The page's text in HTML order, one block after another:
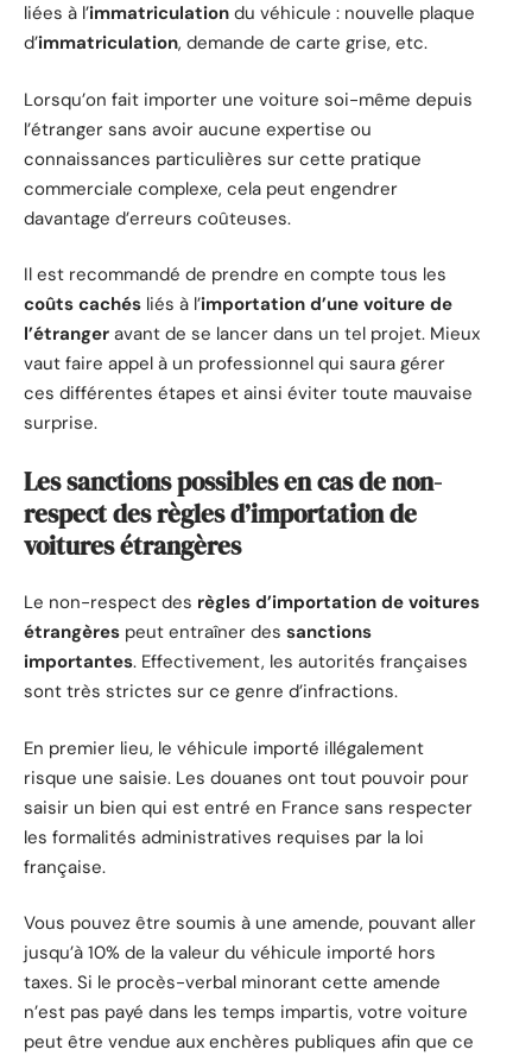
liées à l’immatriculation du véhicule : nouvelle plaque
d’immatriculation, demande de carte grise, etc.
Lorsqu’on fait importer une voiture soi-même depuis
l’étranger sans avoir aucune expertise ou
connaissances particulières sur cette pratique
commerciale complexe, cela peut engendrer
davantage d’erreurs coûteuses.
Il est recommandé de prendre en compte tous les
coûts cachés liés à l’importation d’une voiture de
l’étranger avant de se lancer dans un tel projet. Mieux
vaut faire appel à un professionnel qui saura gérer
ces différentes étapes et ainsi éviter toute mauvaise
surprise.
Les sanctions possibles en cas de non-
respect des règles d’importation de
voitures étrangères
Le non-respect des règles d’importation de voitures
étrangères peut entraîner des sanctions
importantes. Effectivement, les autorités françaises
sont très strictes sur ce genre d’infractions.
En premier lieu, le véhicule importé illégalement
risque une saisie. Les douanes ont tout pouvoir pour
saisir un bien qui est entré en France sans respecter
les formalités administratives requises par la loi
française.
Vous pouvez être soumis à une amende, pouvant aller
jusqu’à 10% de la valeur du véhicule importé hors
taxes. Si le procès-verbal minorant cette amende
n’est pas payé dans les temps impartis, votre voiture
peut être vendue aux enchères publiques afin que ce